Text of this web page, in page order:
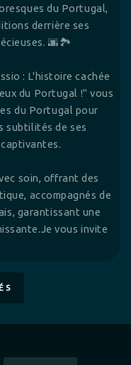
du Portugal,
derrière ses
🌆🏞️
: L'histoire cachée
du Portugal !" vous
du Portugal pour
subtilités de ses
soin, offrant des
accompagnés de
garantissant une
vous invite